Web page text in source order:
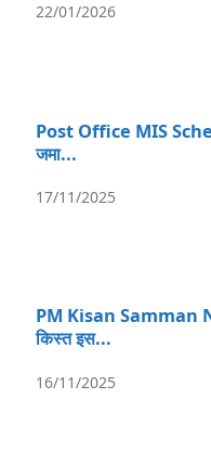
22/01/2026
Post Office MIS
जमा...
17/11/2025
PM Kisan Samman
किस्त इस...
16/11/2025